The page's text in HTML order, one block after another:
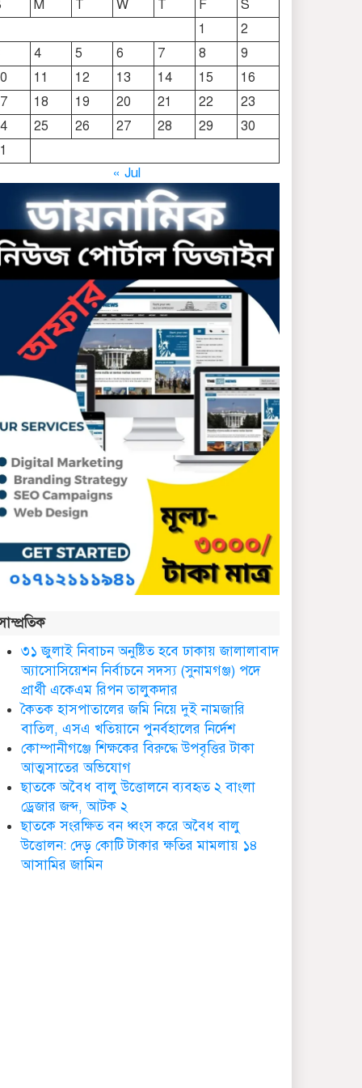
দোয়ারাবাজারে নামে-বেনামে
চলছে খাসজমি দখলের
প্রতিযোগিতা : নির্লিপ্ত প্রশাসন
ছাতকে রুনা-হামিদ সমাচার,
কর্তৃপক্ষ নিরব
ছাতকে এক স্কুল ছাত্রী
পাশবিকতার শিকার অভিযুক্ত
ছাতক থানার পুলিশ সদস্য
সংগীতে শ্রেষ্ঠ শিল্পী নির্বাচিত
ছাতকের নবাগত ইউএনও’র
সাথে প্রেসক্লাব নেতৃবৃন্দের
সাক্ষাত
কথাসাহিত্যিক রাবেয়া খাতুন
আর নেই
সিলেট ওসমানী আন্তর্জাতিক
বিমানবন্দরে সংবর্ধিত হলেন
আওলাদ আলী রেজা
নতুন জেলা প্রশাসকের
যোগদান, বিদায় নিলেন
আব্দুল আহাদ
ছাত‌কে দৈনিক সুনামকণ্ঠ’র
সপ্তম প্রতিষ্ঠা বার্ষিকী পালিত
ডা. নার্গিস বাহার চৌধুরীর
ইন্তেকাল
ছাতকে আওয়ামীলীগ নেতা
হাসনাত গ্রেফতার
M T W T F
S
1
2
4 5 6 7 8
9
11 12 13 14 15
16
18 19 20 21 22
23
25 26 27 28 29
30
« Jul
৩১ জুলাই নিবাচন অনু‌ষ্টিত হ‌বে ঢাকায় জালালাবাদ
অ্যাসোসিয়েশন নির্বাচনে সদস্য (সুনামগঞ্জ) পদে
প্রার্থী একেএম রিপন তালুকদার
কৈতক হাসপাতালের জমি নিয়ে দুই নামজারি
বাতিল, এসএ খতিয়ানে পুনর্বহালের নির্দেশ
কোম্পানীগঞ্জে শিক্ষকের বিরুদ্ধে উপবৃত্তির টাকা
আত্মসাতের অভিযোগ
ছাতকে অবৈধ বালু উত্তোলনে ব্যবহৃত ২ বাংলা
ড্রেজার জব্দ, আটক ২
ছাতকে সংরক্ষিত বন ধ্বংস করে অবৈধ বালু
উত্তোলন: দেড় কোটি টাকার ক্ষতির মামলায় ১৪
আসামির জামিন